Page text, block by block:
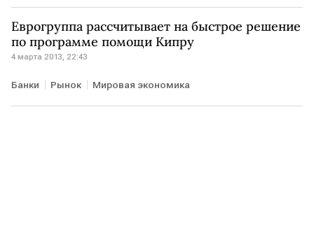
Еврогруппа рассчитывает на быстрое решение
по программе помощи Кипру
4 марта 2013, 22:43
Банки Рынок Мировая экономика